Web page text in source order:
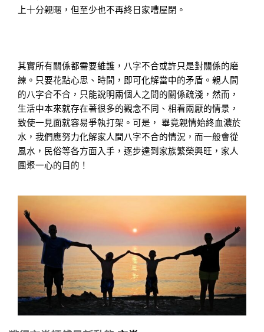
上十分親暱，但至少也不再終日家嘈屋閉。
其實所有關係都需要維護，八字不合或許只是對關係的磨
練。只要花點心思、時間，即可化解當中的矛盾。親人間
的八字合不合，只能說明兩個人之間的關係疏淺，然而，
生活中本來就存在著很多的觀念不同、相看兩厭的情景，
致使一見面就容易爭執打架。可是， 畢竟親情始終血濃於
水，我們應努力化解家人間八字不合的情況，而一般會從
風水，民俗等各方面入手，逐步達到家族繁榮興旺，家人
團聚一心的目的！